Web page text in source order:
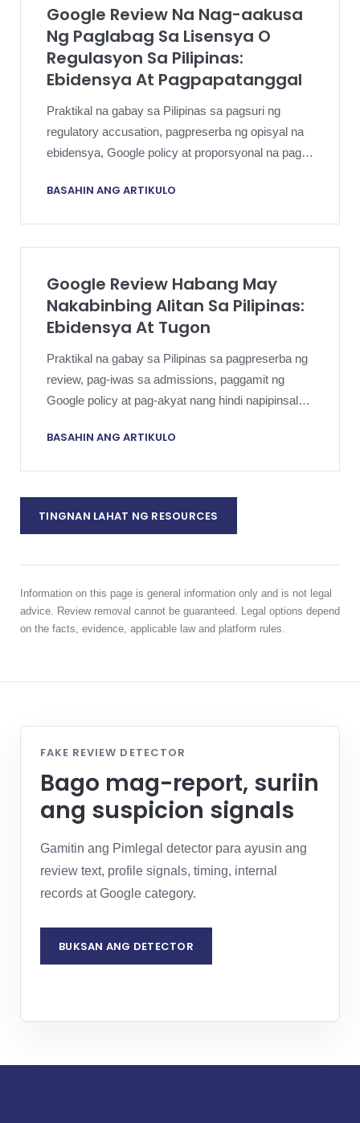
Google Review Na Nag-aakusa
Ng Paglabag Sa Lisensya O
Regulasyon Sa Pilipinas:
Ebidensya At Pagpapatanggal
Praktikal na gabay sa Pilipinas sa pagsuri ng
regulatory accusation, pagpreserba ng opisyal na
ebidensya, Google policy at proporsyonal na pag-
BASAHIN ANG ARTIKULO
Google Review Habang May
Nakabinbing Alitan Sa Pilipinas:
Ebidensya At Tugon
Praktikal na gabay sa Pilipinas sa pagpreserba ng
review, pag-iwas sa admissions, paggamit ng
Google policy at pag-akyat nang hindi napipinsala
BASAHIN ANG ARTIKULO
TINGNAN LAHAT NG RESOURCES
Information on this page is general information only and is not legal
advice. Review removal cannot be guaranteed. Legal options depend
on the facts, evidence, applicable law and platform rules.
FAKE REVIEW DETECTOR
Bago mag-report, suriin
ang suspicion signals
Gamitin ang Pimlegal detector para ayusin ang
review text, profile signals, timing, internal
records at Google category.
BUKSAN ANG DETECTOR